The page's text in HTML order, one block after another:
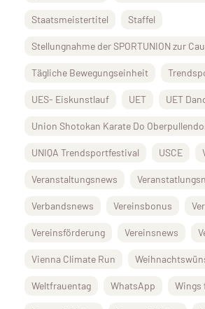
Staatsmeistertitel Staffel
Stellungnahme der SPORTUNION zur
Tägliche Bewegungseinheit
UES- Eiskunstlauf UET UET
Union Shotokan Karate Do
UNIQA Trendsportfestival USCE
Veranstaltungsnews
Verbandsnews Vereinsbonus
Vereinsförderung Vereinsnews
Vienna Climate Run
Weltfrauentag WhatsApp Wings